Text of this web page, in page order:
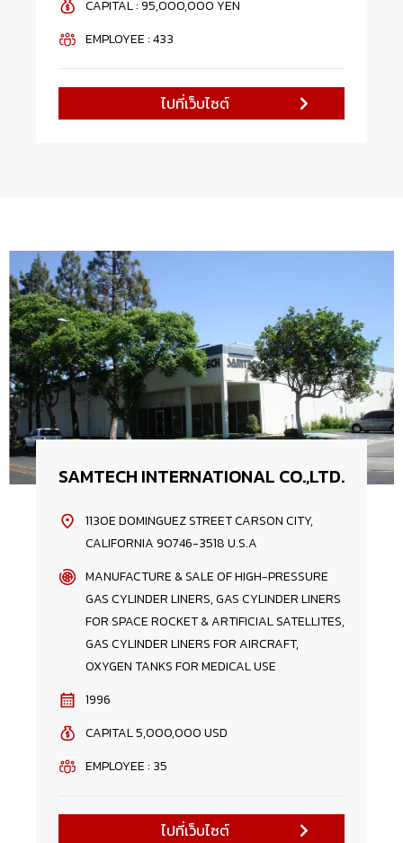
CAPITAL : 95,000,000 YEN
EMPLOYEE : 433
ไปที่เว็บไซต์
SAMTECH INTERNATIONAL CO.,LTD.
1130E DOMINGUEZ STREET CARSON CITY,
CALIFORNIA 90746-3518 U.S.A
MANUFACTURE & SALE OF HIGH-PRESSURE
GAS CYLINDER LINERS, GAS CYLINDER LINERS
FOR SPACE ROCKET & ARTIFICIAL SATELLITES,
GAS CYLINDER LINERS FOR AIRCRAFT,
OXYGEN TANKS FOR MEDICAL USE
1996
CAPITAL 5,000,000 USD
EMPLOYEE : 35
ไปที่เว็บไซต์